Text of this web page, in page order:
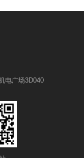
电广场3D040